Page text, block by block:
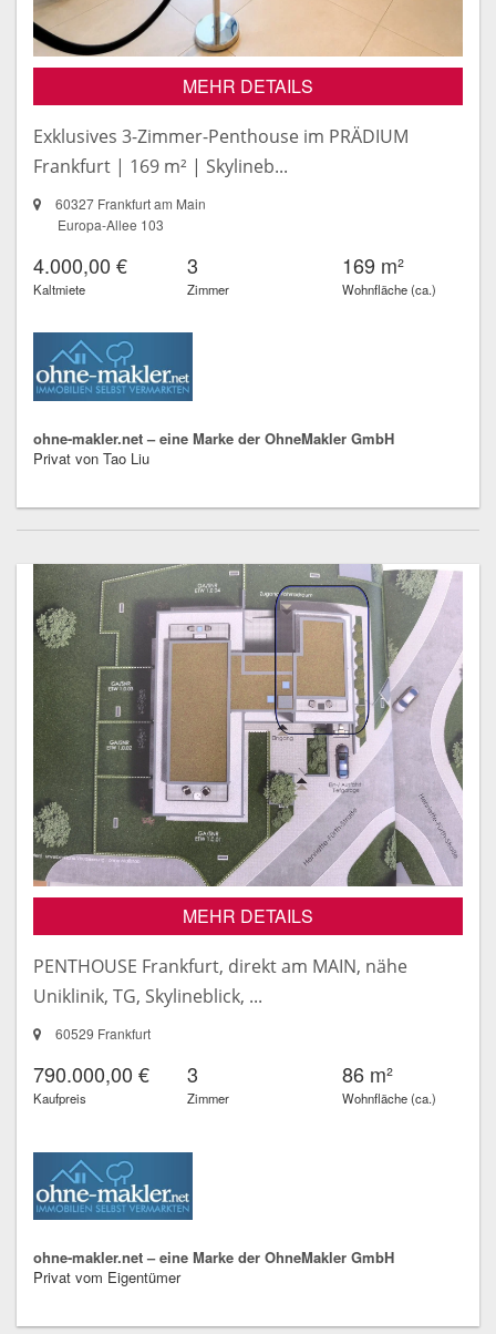
MEHR DETAILS
Exklusives 3-Zimmer-Penthouse im PRÄDIUM
Frankfurt | 169 m² | Skylineb...
60327 Frankfurt am Main
Europa-Allee 103
4.000,00 €
Kaltmiete
3
Zimmer
169 m²
Wohnfläche (ca.)
ohne-makler.net – eine Marke der OhneMakler GmbH
Privat von Tao Liu
MEHR DETAILS
PENTHOUSE Frankfurt, direkt am MAIN, nähe
Uniklinik, TG, Skylineblick, ...
60529 Frankfurt
790.000,00 €
Kaufpreis
3
Zimmer
86 m²
Wohnfläche (ca.)
ohne-makler.net – eine Marke der OhneMakler GmbH
Privat vom Eigentümer